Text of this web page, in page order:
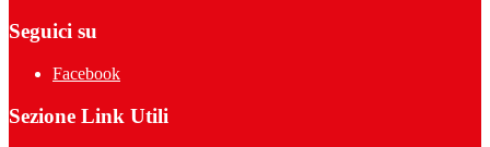
Seguici su
Facebook
Sezione Link Utili